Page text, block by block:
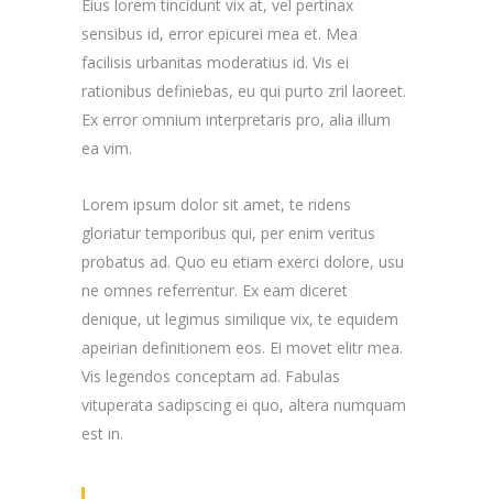
Eius lorem tincidunt vix at, vel pertinax
sensibus id, error epicurei mea et. Mea
facilisis urbanitas moderatius id. Vis ei
rationibus definiebas, eu qui purto zril laoreet.
Ex error omnium interpretaris pro, alia illum
ea vim.
Lorem ipsum dolor sit amet, te ridens
gloriatur temporibus qui, per enim veritus
probatus ad. Quo eu etiam exerci dolore, usu
ne omnes referrentur. Ex eam diceret
denique, ut legimus similique vix, te equidem
apeirian definitionem eos. Ei movet elitr mea.
Vis legendos conceptam ad. Fabulas
vituperata sadipscing ei quo, altera numquam
est in.